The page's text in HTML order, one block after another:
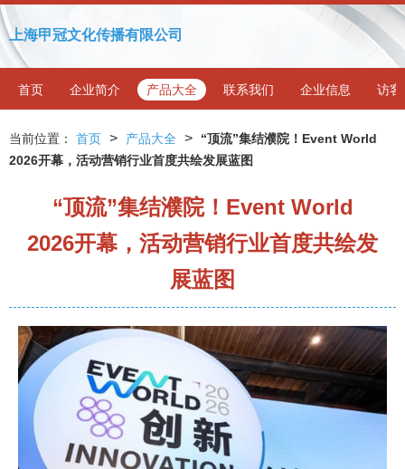
上海甲冠文化传播有限公司
首页 企业简介 产品大全 联系我们 企业信息 访客
当前位置： 首页 > 产品大全 >
“顶流”集结濮院！Event World
2026开幕，活动营销行业首度共绘发展蓝图
“顶流”集结濮院！Event World
2026开幕，活动营销行业首度共绘发
展蓝图